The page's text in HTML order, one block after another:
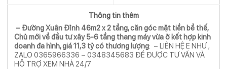
Thông tin thêm
– Đường Xuân Đỉnh 46m2 x 2 tầng, căn góc mặt tiền bề thế,
Chủ mới về đầu tư xây 5-6 tầng thang máy vừa ở kết hợp kinh
doanh đa hình, giá 11,3 tỷ có thương lượng: – LIÊN HỆ E NHƯ ,
ZALO 0365966336 – 0348345683 ĐỂ ĐƯỢC TƯ VẤN VÀ
HỖ TRỢ XEM NHÀ 24/7